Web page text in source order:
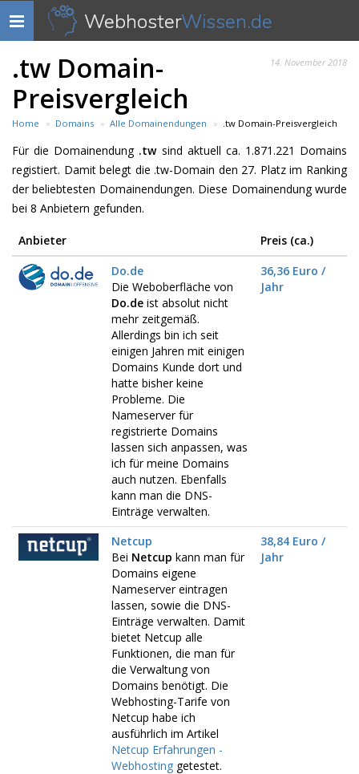
Navigation
anzeigen
WebhosterWissen.de
14. November 2018
.tw Domain-
Preisvergleich
Home Domains Alle Domainendungen .tw Domain-Preisvergleich
Für die Domainendung .twsind aktuell ca. 1.871.221 Domains
registiert. Damit belegt die .tw-Domain den 27. Platz im Ranking
der beliebtesten Domainendungen. Diese Domainendung wurde
bei 8 Anbietern gefunden.
Anbieter
Preis (ca.)
Do.de
Die Weboberfläche von
Do.de ist absolut nicht
mehr zeitgemäß.
Allerdings bin ich seit
einigen Jahren mit einigen
Domains Kunde dort und
hatte bisher keine
Probleme. Die
Nameserver für
registrierte Domains
lassen sich anpassen, was
ich für meine Domains
auch nutzen. Ebenfalls
kann man die DNS-
Einträge verwalten.
36,36 Euro /
Jahr
Netcup
Bei Netcup kann man für
Domains eigene
Nameserver eintragen
lassen, sowie die DNS-
Einträge verwalten. Damit
bietet Netcup alle
Funktionen, die man für
die Verwaltung von
Domains benötigt. Die
Webhosting-Tarife von
Netcup habe ich
ausführlich im Artikel
Netcup Erfahrungen -
Webhosting getestet.
38,84 Euro /
Jahr